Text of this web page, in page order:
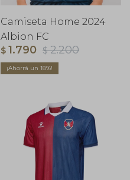
Camiseta Home 2024
Albion FC
$ 1.790 $ 2.200
18